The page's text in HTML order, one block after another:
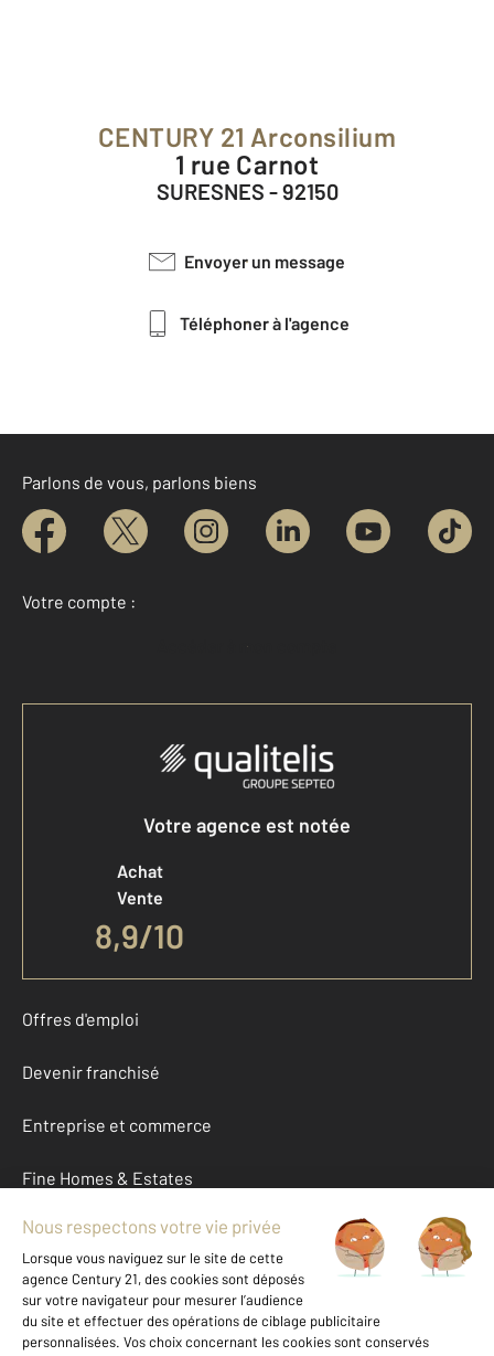
CENTURY 21 Arconsilium
1 rue Carnot
SURESNES - 92150
Envoyer un message
Téléphoner à l'agence
Parlons de vous, parlons biens
Votre compte :
Accéder à mon compte
Votre agence est notée
Achat
Vente
8,9/10
Offres d'emploi
Devenir franchisé
Entreprise et commerce
Fine Homes & Estates
À propos
International
Nous contacter